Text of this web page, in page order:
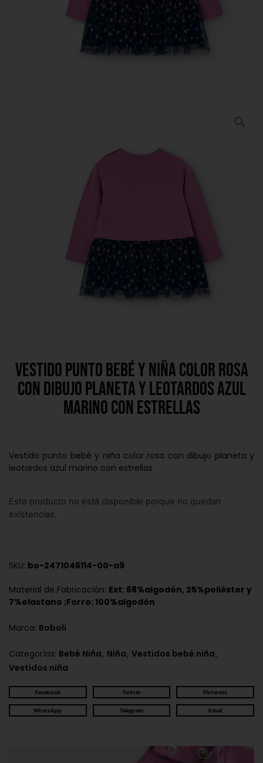
Vestido punto bebé y niña color rosa
con dibujo planeta y leotardos azul
marino con estrellas
Vestido punto bebé y niña color rosa con dibujo planeta y
leotardos azul marino con estrellas
Este producto no está disponible porque no quedan
existencias.
SKU: bo-2471046114-00-a9
Material de Fabricación: Ext: 68%algodón, 25%poliéster y
7%elastano ;Forro: 100%algodón
Marca: Boboli
Categorías: Bebé Niña, Niña, Vestidos bebé niña,
Vestidos niña
Facebook Twitter Pinterest
WhatsApp Telegram Email